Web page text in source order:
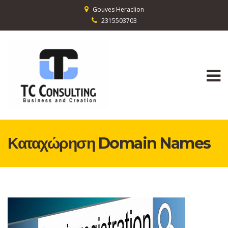
Gouves Heraclion
2315503703
Καταχώρηση Domain Names